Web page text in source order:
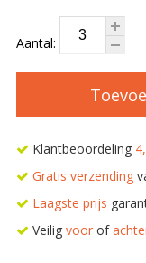
Aantal:
Klantbeoordeling
Gratis verzending
Laagste prijs
Veilig voorof